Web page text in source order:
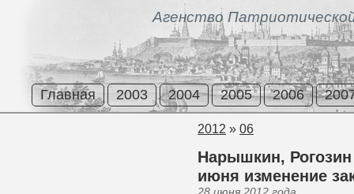
Агенство
Главная 2003 2004 2005 2006
2012 » 06
Нарышкин,
июня изменение